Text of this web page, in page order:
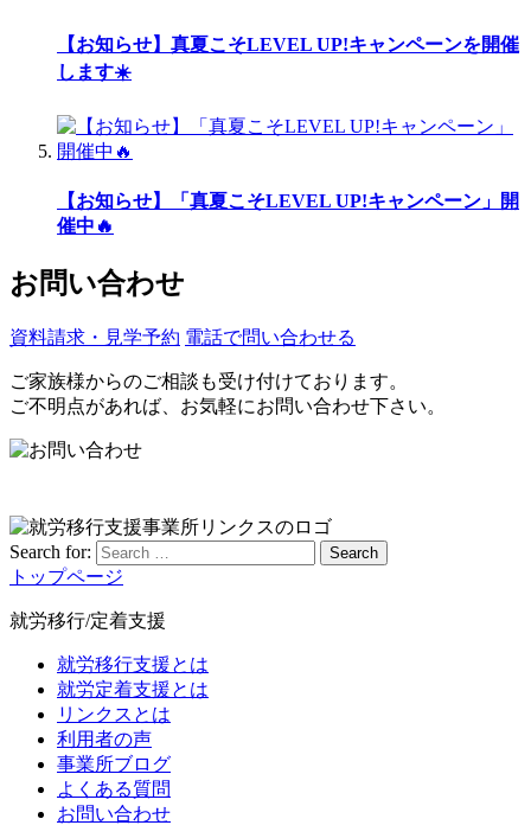
【お知らせ】真夏こそLEVEL UP!キャンペーンを開催
します☀️
【お知らせ】「真夏こそLEVEL UP!キャンペーン」開
催中🔥
お問い合わせ
資料請求・見学予約 電話で問い合わせる
ご家族様からのご相談も受け付けております。
ご不明点があれば、お気軽にお問い合わせ下さい。
Search for: Search
トップページ
就労移行/定着支援
就労移行支援とは
就労定着支援とは
リンクスとは
利用者の声
事業所ブログ
よくある質問
お問い合わせ